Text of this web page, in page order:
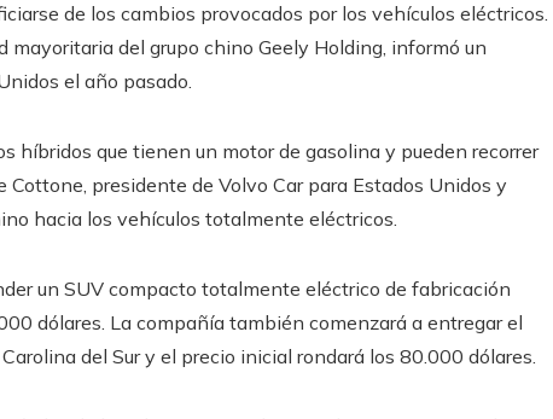
de los cambios provocados por los vehículos eléctricos.
mayoritaria del grupo chino Geely Holding, informó un
el año pasado.
híbridos que tienen un motor de gasolina y pueden recorrer
presidente de Volvo Car para Estados Unidos y
hacia los vehículos totalmente eléctricos.
un SUV compacto totalmente eléctrico de fabricación
dólares. La compañía también comenzará a entregar el
del Sur y el precio inicial rondará los 80.000 dólares.